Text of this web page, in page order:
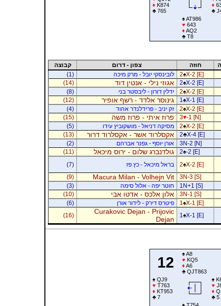
♦ K874
♣765
♦
♣
♠AT986
♥ 643
♦ AQ2
♣T8
חוזה צפון - דרום
קבוצה
2♠X-2 [E] לובינסקי יובל - מרק מיכה
(1)
2♠X-2 [E] אגוזי נילי - אנטין דוד
(14)
2♠X-2 [E] ידלין דורון - ליבסטר בני
(8)
1 ♠X-1 [E] גינוסר אלדד - רשף אופיר
(12)
2♠X-2 [E] זק יניב - פרידלנדר אהוד
(4)
3♥-1 [N] פרוז איתי - פרוז משה
(15)
2♠X-2 [E] מסיקה דניאל - מושקוביץ עידו
(5)
2♣X-4 [E] אקסלרוד אשר - אקסלרוד דרור
(13)
3N-2 [N]
אורן יוסף - גפנר אברהם
(2)
2♠-2 [E] גולדנברג שלום - ירוס מיכאל
(11)
2♠X-2 [E] בראל מיכאל - כץ פז
(7)
3N-3 [S]
Macura Milan - Volhejn Vit
(9)
1N+1 [S]
חוטר יפה - אלול סימה
(3)
3N-1 [S]
אלון אלכס - אדטו אבי
(10)
1 ♠X-1 [E] פיטרס דירק - לידור אורן
(6)
1 ♠X-1 [E]
Curakovic Dejan - Prijovic
Dejan
(16)
12
♠A8
♥ KQ5
♦ A6
♣QJT863
♠QJ9
♥ T763
♦ KT953
♣7
♠
♥
♦
♣5